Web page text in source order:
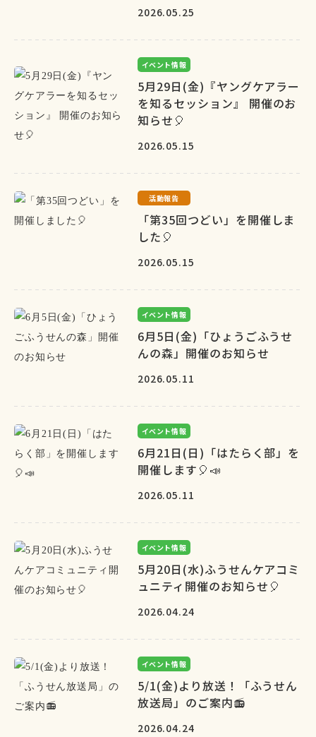
2026.05.25
イベント情報
5月29日(金)『ヤングケアラー
を知るセッション』 開催のお
知らせ🎈
2026.05.15
活動報告
「第35回つどい」を開催しま
した🎈
2026.05.15
イベント情報
6月5日(金)「ひょうごふうせ
んの森」開催のお知らせ
2026.05.11
イベント情報
6月21日(日)「はたらく部」を
開催します🎈📣
2026.05.11
イベント情報
5月20日(水)ふうせんケアコミ
ュニティ開催のお知らせ🎈
2026.04.24
イベント情報
5/1(金)より放送！「ふうせん
放送局」のご案内📻
2026.04.24